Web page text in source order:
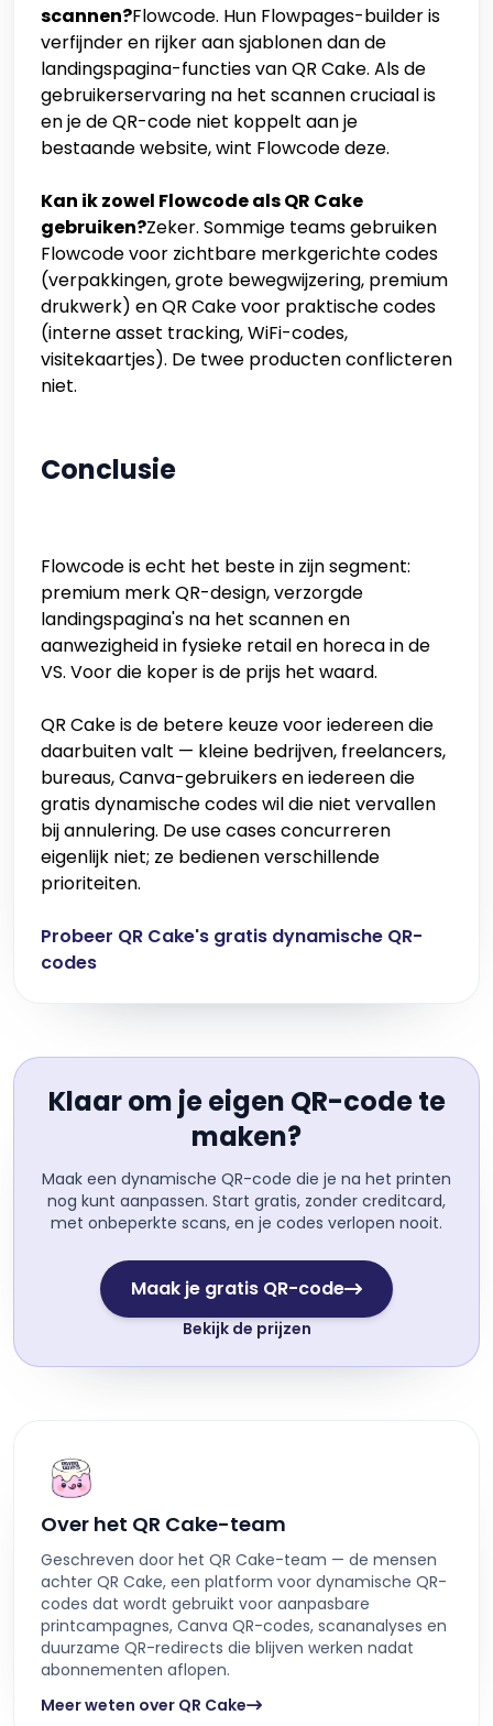
scannen?Flowcode. Hun Flowpages-builder is
verfijnder en rijker aan sjablonen dan de
landingspagina-functies van QR Cake. Als de
gebruikerservaring na het scannen cruciaal is
en je de QR-code niet koppelt aan je
bestaande website, wint Flowcode deze.
Kan ik zowel Flowcode als QR Cake
gebruiken?Zeker. Sommige teams gebruiken
Flowcode voor zichtbare merkgerichte codes
(verpakkingen, grote bewegwijzering, premium
drukwerk) en QR Cake voor praktische codes
(interne asset tracking, WiFi-codes,
visitekaartjes). De twee producten conflicteren
niet.
Conclusie
Flowcode is echt het beste in zijn segment:
premium merk QR-design, verzorgde
landingspagina's na het scannen en
aanwezigheid in fysieke retail en horeca in de
VS. Voor die koper is de prijs het waard.
QR Cake is de betere keuze voor iedereen die
daarbuiten valt — kleine bedrijven, freelancers,
bureaus, Canva-gebruikers en iedereen die
gratis dynamische codes wil die niet vervallen
bij annulering. De use cases concurreren
eigenlijk niet; ze bedienen verschillende
prioriteiten.
Probeer QR Cake's gratis dynamische QR-
codes
Klaar om je eigen QR-code te
maken?
Maak een dynamische QR-code die je na het printen
nog kunt aanpassen. Start gratis, zonder creditcard,
met onbeperkte scans, en je codes verlopen nooit.
Maak je gratis QR-code
Bekijk de prijzen
Over het QR Cake-team
Geschreven door het QR Cake-team — de mensen
achter QR Cake, een platform voor dynamische QR-
codes dat wordt gebruikt voor aanpasbare
printcampagnes, Canva QR-codes, scananalyses en
duurzame QR-redirects die blijven werken nadat
abonnementen aflopen.
Meer weten over QR Cake